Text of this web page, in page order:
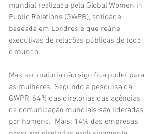
mundial realizada pela Global Women in
Public Relations (GWPR), entidade
baseada em Londres e que reúne
executivas de relações públicas de todo
o mundo.
Mas ser maioria não significa poder para
as mulheres. Segundo a pesquisa da
GWPR, 64% das diretorias das agências
de comunicação mundiais são lideradas
por homens.  Mais: 14% das empresas